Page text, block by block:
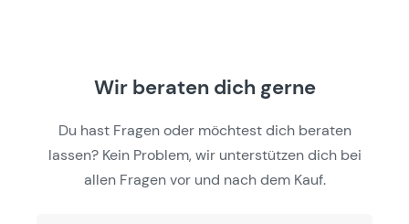
Wir beraten dich gerne
Du hast Fragen oder möchtest dich beraten
lassen? Kein Problem, wir unterstützen dich bei
allen Fragen vor und nach dem Kauf.